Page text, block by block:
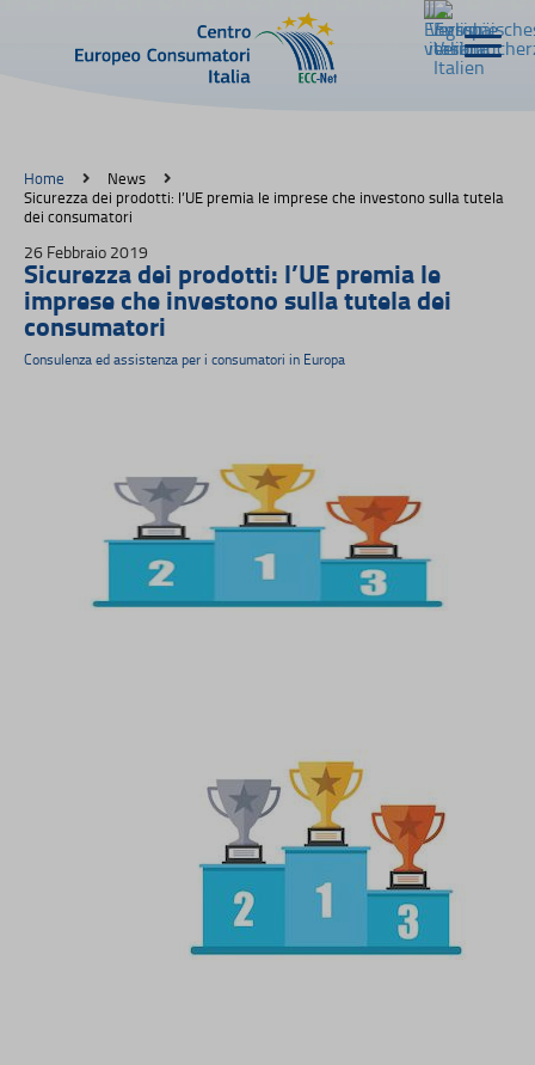
Home
News
Sicurezza dei prodotti: l’UE premia le imprese che investono sulla tutela
dei consumatori
26 Febbraio 2019
Sicurezza dei prodotti: l’UE premia le
imprese che investono sulla tutela dei
consumatori
Consulenza ed assistenza per i consumatori in Europa